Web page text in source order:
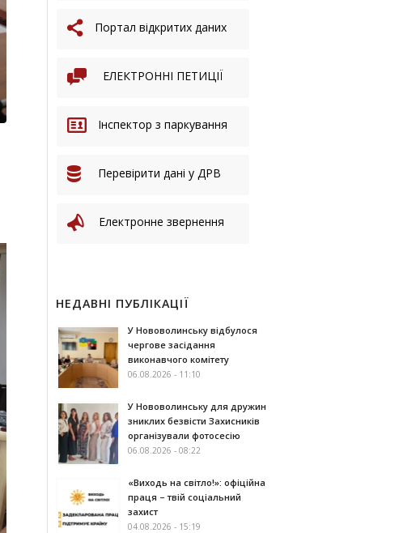
Портал відкритих даних
ЕЛЕКТРОННІ ПЕТИЦІЇ
Інспектор з паркування
Перевірити дані у ДРВ
Електронне звернення
НЕДАВНІ ПУБЛІКАЦІЇ
У Нововолинську відбулося
чергове засідання
виконавчого комітету
06.08.2026 - 11:10
У Нововолинську для дружин
зниклих безвісти Захисників
організували фотосесію
06.08.2026 - 08:22
«Виходь на світло!»: офіційна
праця – твій соціальний
захист
04.08.2026 - 15:19